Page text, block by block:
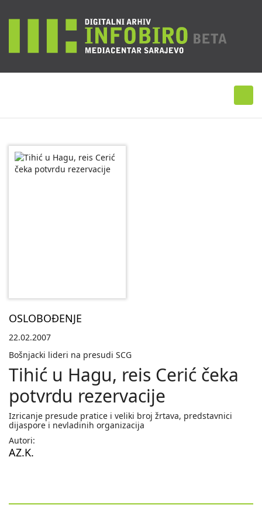
OSLOBOĐENJE
22.02.2007
Bošnjacki lideri na presudi SCG
Tihić u Hagu, reis Cerić čeka
potvrdu rezervacije
Izricanje presude pratice i veliki broj žrtava, predstavnici
dijaspore i nevladinih organizacija
Autori:
AZ.K.